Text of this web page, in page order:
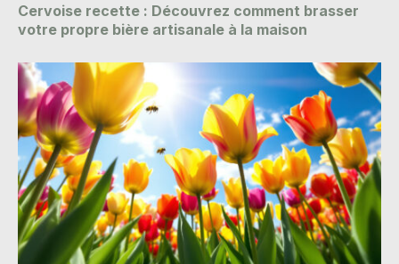
Cervoise recette : Découvrez comment brasser
votre propre bière artisanale à la maison